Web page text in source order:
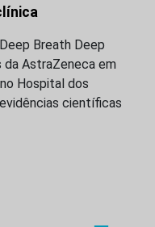
Breath Deep
da AstraZeneca em
Hospital dos
científicas